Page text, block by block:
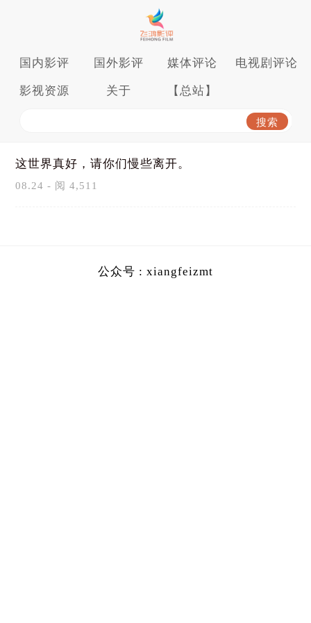
国内影评 国外影评 媒体评论 电视剧评论
影视资源 关于 【总站】
这世界真好，请你们慢些离开。
08.24 - 阅 4,511
公众号 : xiangfeizmt